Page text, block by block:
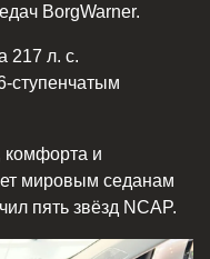
BorgWarner.
217 л. с.
ступенчатым
комфорта и
мировым седанам
пять звёзд NCAP.